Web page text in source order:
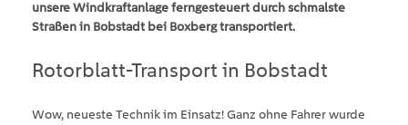
unsere Windkraftanlage ferngesteuert durch schmalste
Straßen in Bobstadt bei Boxberg transportiert.
Rotorblatt-Transport in Bobstadt
Wow, neueste Technik im Einsatz! Ganz ohne Fahrer wurde